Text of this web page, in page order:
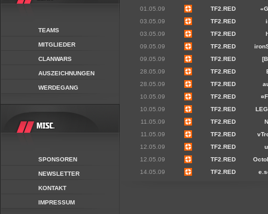
TEAMS
MITGLIEDER
CLANWARS
AUSZEICHNUNGEN
WERDEGANG
SPONSOREN
NEWSLETTER
KONTAKT
IMPRESSUM
01.05.09
TF2.RED
03.05.09
TF2.RED
03.05.09
TF2.RED
09.05.09
TF2.RED
09.05.09
TF2.RED
28.05.09
TF2.RED
28.05.09
TF2.RED
10.05.09
TF2.RED
10.05.09
TF2.RED
11.05.09
TF2.RED
11.05.09
TF2.RED
12.05.09
TF2.RED
12.05.09
TF2.RED
14.05.09
TF2.RED